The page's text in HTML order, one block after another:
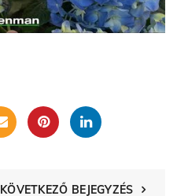
KÖVETKEZŐ BEJEGYZÉS